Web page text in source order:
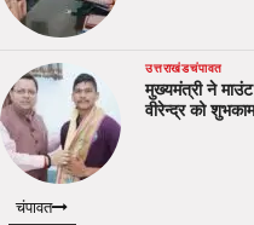
उत्तराखंडचंपावत
मुख्यमंत्री ने
वीरेन्द्र को
चंपावत